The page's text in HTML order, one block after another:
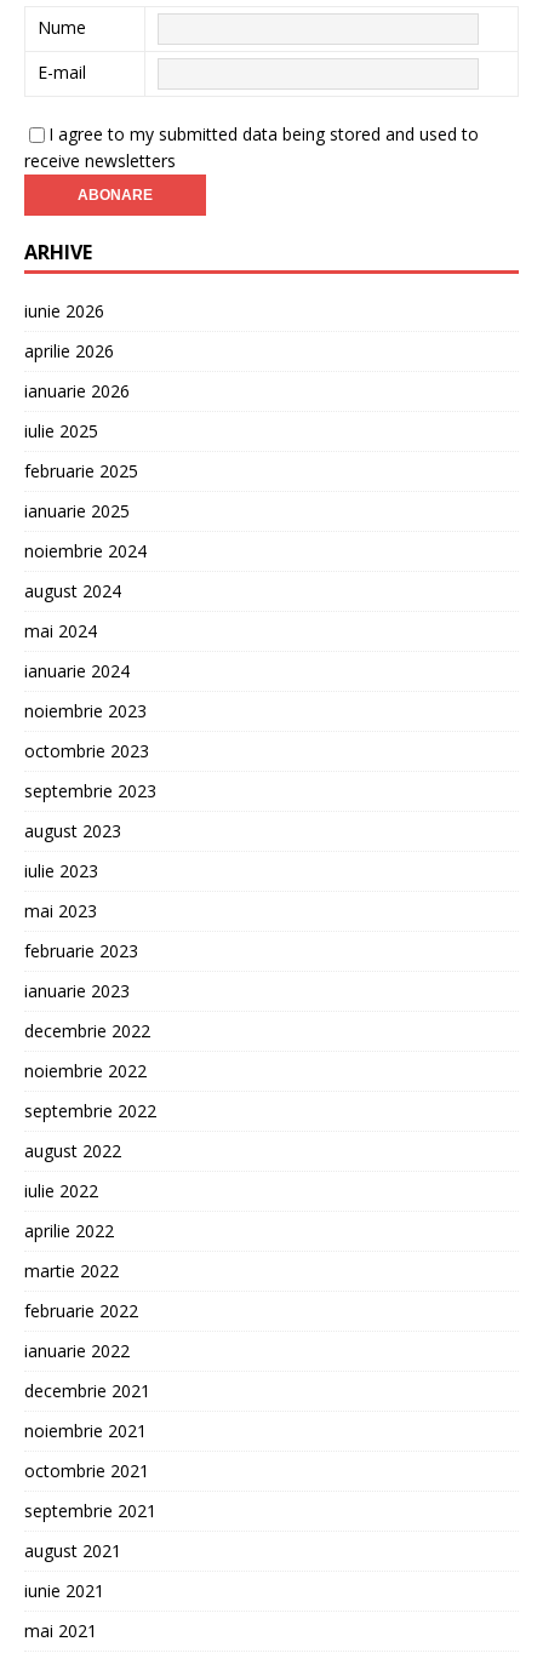
Nume
E-mail
I agree to my submitted data being stored and used to
receive newsletters
ARHIVE
iunie 2026
aprilie 2026
ianuarie 2026
iulie 2025
februarie 2025
ianuarie 2025
noiembrie 2024
august 2024
mai 2024
ianuarie 2024
noiembrie 2023
octombrie 2023
septembrie 2023
august 2023
iulie 2023
mai 2023
februarie 2023
ianuarie 2023
decembrie 2022
noiembrie 2022
septembrie 2022
august 2022
iulie 2022
aprilie 2022
martie 2022
februarie 2022
ianuarie 2022
decembrie 2021
noiembrie 2021
octombrie 2021
septembrie 2021
august 2021
iunie 2021
mai 2021